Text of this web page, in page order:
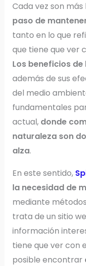
Cada vez son
paso de
tanto en lo que
que tiene que ver
Los beneficios
además de sus
del medio
fundamentales
actual, donde
naturaleza son
alza.
En este sentido,
la necesidad de
mediante
trata de un sitio
información
tiene que ver con
posible encontrar